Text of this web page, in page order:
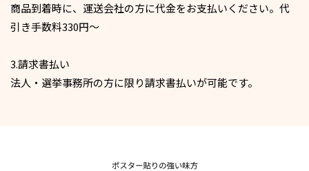
商品到着時に、運送会社の方に代金をお支払いください。代
引き手数料330円〜
3.請求書払い
法人・選挙事務所の方に限り請求書払いが可能です。